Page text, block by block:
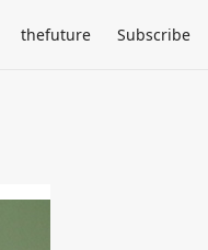
thefuture Subscribe